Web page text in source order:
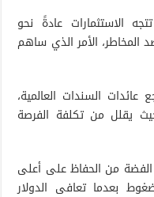
الاستثمارات عادةً نحو
المخاطر، الأمر الذي ساهم
السندات العالمية،
يقلل من تكلفة الفرصة
من الحفاظ على أعلى
بعدما تعافى الدولار